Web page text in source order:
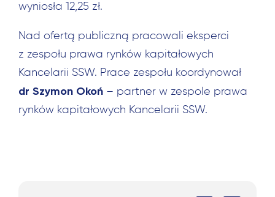
Szukaj:
wyniosła 12,25 zł.
Nad ofertą publiczną pracowali eksperci
z zespołu prawa rynków kapitałowych
Kancelarii SSW. Prace zespołu koordynował
dr Szymon Okoń – partner w zespole prawa
rynków kapitałowych Kancelarii SSW.